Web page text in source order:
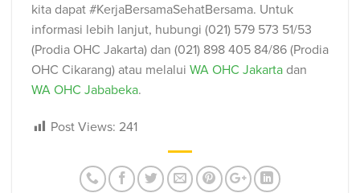
kita dapat #KerjaBersamaSehatBersama. Untuk
informasi lebih lanjut, hubungi (021) 579 573 51/53
(Prodia OHC Jakarta) dan (021) 898 405 84/86 (Prodia
OHC Cikarang) atau melalui WA OHC Jakarta dan
WA OHC Jababeka.
Post Views: 241